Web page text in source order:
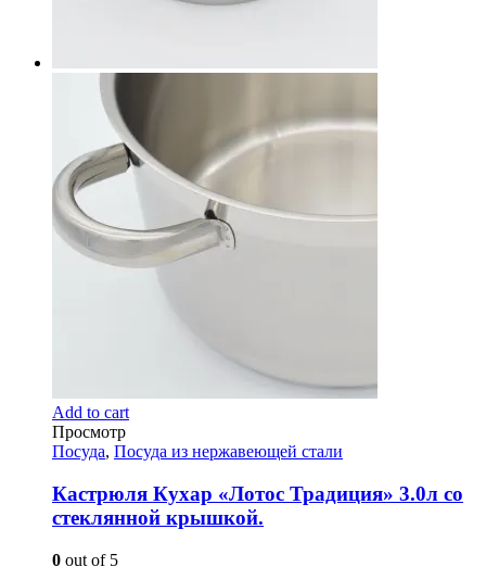
Add to cart
Просмотр
Посуда, Посуда из нержавеющей стали
Кастрюля Кухар «Лотос Традиция» 3.0л со
стеклянной крышкой.
0 out of 5